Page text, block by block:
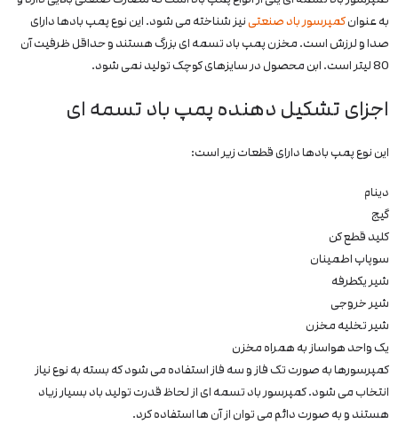
به عنوانکمپرسور باد صنعتینیز شناخته می شود. این نوع پمپ بادها دارای
صدا و لرزش است. مخزن پمپ باد تسمه ای بزرگ هستند و حداقل ظرفیت آن
80 لیتر است. ابن محصول در سایزهای کوچک تولید نمی شود.
اجزای تشکیل دهنده پمپ باد تسمه ای
این نوع پمپ بادها دارای قطعات زیر است:
دینام
گیج
کلید قطع کن
سوپاپ اطمینان
شیر یکطرفه
شیر خروجی
شیر تخلیه مخزن
یک واحد هواساز به همراه مخزن
کمپرسورها به صورت تک فاز و سه فاز استفاده می شود که بسته به نوع نیاز
انتخاب می شود. کمپرسور باد تسمه ای از لحاظ قدرت تولید باد بسیار زیاد
هستند و به صورت دائم می توان از آن ها استفاده کرد.